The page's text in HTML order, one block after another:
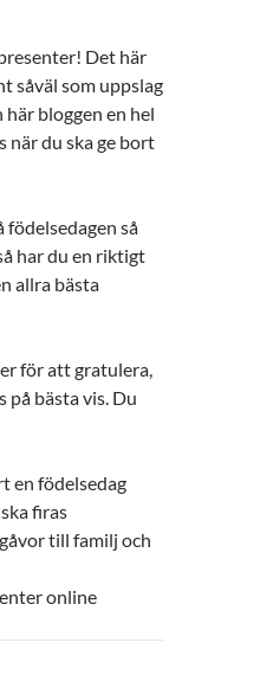
Det här
såväl som uppslag
bloggen en hel
när du ska ge bort
födelsedagen så
har du en riktigt
allra bästa
för att gratulera,
på bästa vis. Du
en födelsedag
firas
till familj och
online